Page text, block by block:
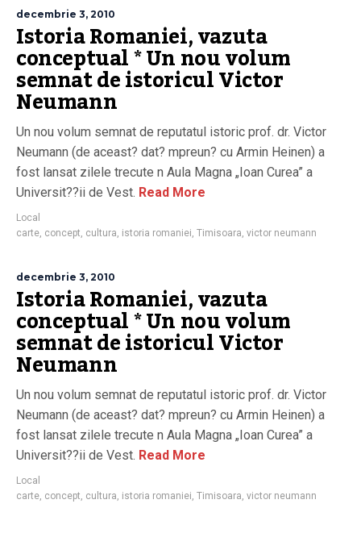
decembrie 3, 2010
Istoria Romaniei, vazuta
conceptual * Un nou volum
semnat de istoricul Victor
Neumann
Un nou volum semnat de reputatul istoric prof. dr. Victor
Neumann (de aceast? dat? mpreun? cu Armin Heinen) a
fost lansat zilele trecute n Aula Magna „Ioan Curea” a
Universit??ii de Vest. Read More
Local
carte, concept, cultura, istoria romaniei, Timisoara, victor neumann
decembrie 3, 2010
Istoria Romaniei, vazuta
conceptual * Un nou volum
semnat de istoricul Victor
Neumann
Un nou volum semnat de reputatul istoric prof. dr. Victor
Neumann (de aceast? dat? mpreun? cu Armin Heinen) a
fost lansat zilele trecute n Aula Magna „Ioan Curea” a
Universit??ii de Vest. Read More
Local
carte, concept, cultura, istoria romaniei, Timisoara, victor neumann